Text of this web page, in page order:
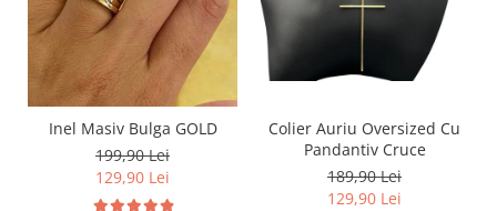
Inel Masiv Bulga GOLD
199,90 Lei
129,90 Lei
Colier Auriu Oversized Cu
Pandantiv Cruce
189,90 Lei
129,90 Lei